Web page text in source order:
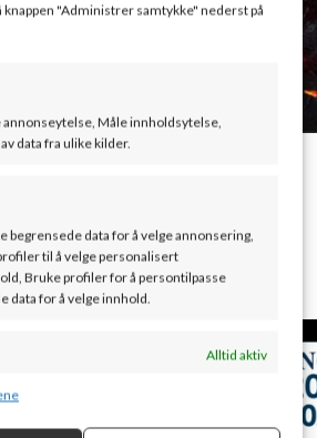
"Administrer samtykke" nederst på
annonseytelse, Måle innholdsytelse,
data fra ulike kilder.
begrensede data for å velge annonsering,
til å velge personalisert
Bruke profiler for å persontilpasse
data for å velge innhold.
Alltid aktiv
enheter, Identifisere